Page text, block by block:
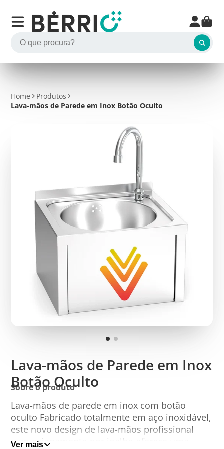
Home
Produtos
Lava-mãos de Parede em Inox Botão Oculto
Lava-mãos de Parede em Inox
Botão Oculto
Sobre o produto
Lava-mãos de parede em inox com botão
oculto Fabricado totalmente em aço inoxidável,
este novo design de lava-mãos profissional
com acionamento por joelho oferece uma
Ver mais